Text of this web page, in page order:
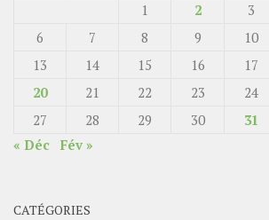
1
2 3
6
7 8 9 10
13
14 15 16 17
20
21 22 23 24
27
28 29 30
31
« Déc Fév »
CATÉGORIES